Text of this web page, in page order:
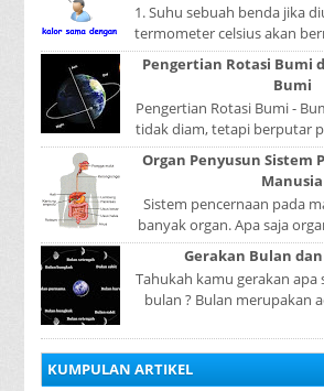
1. Suhu sebuah benda jika
termometer celsius akan
yang ditunjukkan oleh
Pengertian Rotasi Bumi
Bumi
Pengertian Rotasi Bumi -
tidak diam, tetapi berputar
disebut rotasi bumi.
Organ Penyusun Sistem
Manusia
Sistem pencernaan pada
banyak organ. Apa saja
pencernaan pada manusia
sistem p...
Gerakan Bulan
Tahukah kamu gerakan apa
bulan ? Bulan merupakan
KUMPULAN ARTIKEL